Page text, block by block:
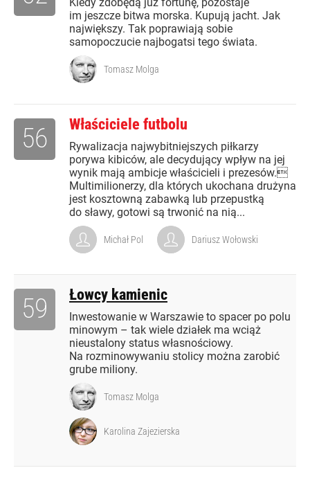
im jeszcze bitwa morska. Kupują jacht. Jak
największy. Tak poprawiają sobie
samopoczucie najbogatsi tego świata.
Tomasz Molga
Właściciele futbolu
Rywalizacja najwybitniejszych piłkarzy
porywa kibiców, ale decydujący wpływ na jej
wynik mają ambicje właścicieli i prezesów.
Multimilionerzy, dla których ukochana drużyna
jest kosztowną zabawką lub przepustką
do sławy, gotowi są trwonić na nią...
56
Michał Pol Dariusz Wołowski
Łowcy kamienic
Inwestowanie w Warszawie to spacer po polu
minowym – tak wiele działek ma wciąż
nieustalony status własnościowy.
Na rozminowywaniu stolicy można zarobić
grube miliony.
59
Tomasz Molga
Karolina Zajezierska